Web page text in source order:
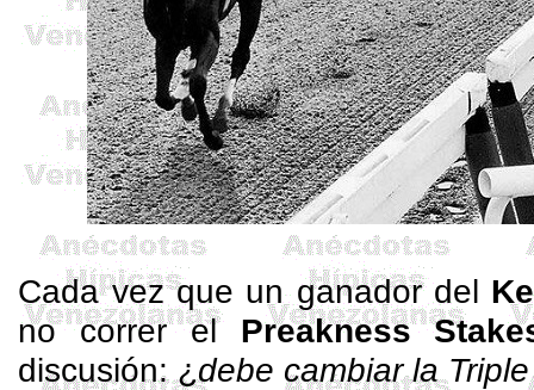
Cada vez que un ganador del
no correr el Preakness
discusión: ¿debe cambiar la